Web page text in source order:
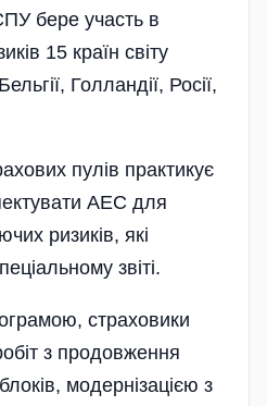
бере участь в
15 країн світу
Голландії, Росії,
пулів практикує
АЕС для
ризиків, які
звіті.
страховики
з продовження
модернізацією з